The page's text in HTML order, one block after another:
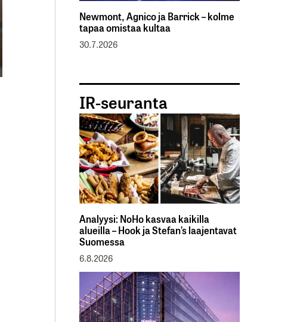
Newmont, Agnico ja Barrick – kolme
tapaa omistaa kultaa
30.7.2026
IR-seuranta
Analyysi: NoHo kasvaa kaikilla
alueilla – Hook ja Stefan’s laajentavat
Suomessa
6.8.2026